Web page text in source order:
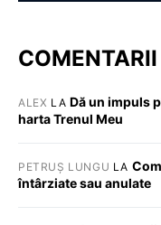
ALEX LA Dă un impuls
harta Trenul Meu
PETRUȘ LUNGU LA
întârziate sau anulate